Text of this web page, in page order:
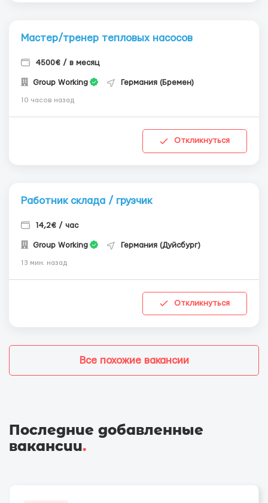
Мастер/тренер тепловых насосов
4500€ / в месяц
Group Working Германия (Бремен)
10 часов назад
Откликнуться
Работник склада / грузчик
14,2€ / час
Group Working Германия (Дуйсбург)
13 мин. назад
Откликнуться
Все похожие вакансии
Последние добавленные
вакансии.